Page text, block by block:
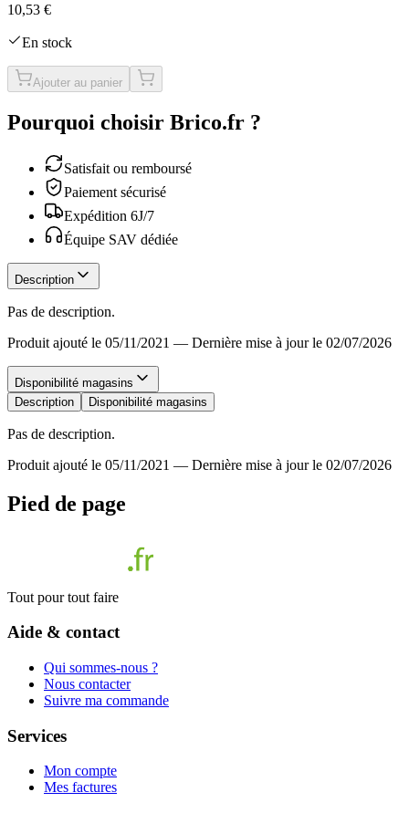
10,53 €
En stock
Ajouter au panier
Pourquoi choisir Brico.fr ?
Satisfait ou remboursé
Paiement sécurisé
Expédition 6J/7
Équipe SAV dédiée
Description
Pas de description.
Produit ajouté le 05/11/2021 — Dernière mise à jour le 02/07/2026
Disponibilité magasins
Description
Disponibilité magasins
Pas de description.
Produit ajouté le 05/11/2021 — Dernière mise à jour le 02/07/2026
Pied de page
Tout pour tout faire
Aide & contact
Qui sommes-nous ?
Nous contacter
Suivre ma commande
Services
Mon compte
Mes factures